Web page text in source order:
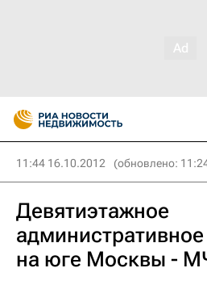
11:44 16.10.2012 (обновлено:
Девятиэтажное
на юге Москвы -